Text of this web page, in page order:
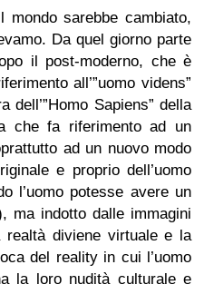
mondo sarebbe cambiato,
Da quel giorno parte
il post-moderno, che è
all’”uomo videns”
dell’”Homo Sapiens” della
che fa riferimento ad un
ad un nuovo modo
e proprio dell’uomo
l’uomo potesse avere un
ma indotto dalle immagini
diviene virtuale e la
del reality in cui l’uomo
la loro nudità culturale e